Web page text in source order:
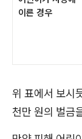
이른 경우
위 표에서 보시
천만 원의 벌금